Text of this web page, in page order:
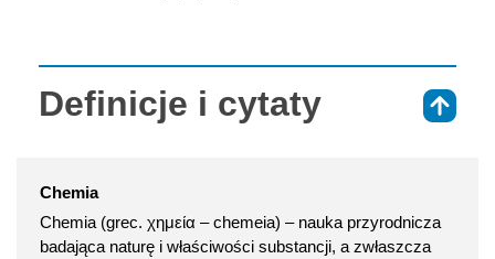
Definicje i cytaty
Chemia
Chemia (grec. χημεία – chemeia) – nauka przyrodnicza
badająca naturę i właściwości substancji, a zwłaszcza